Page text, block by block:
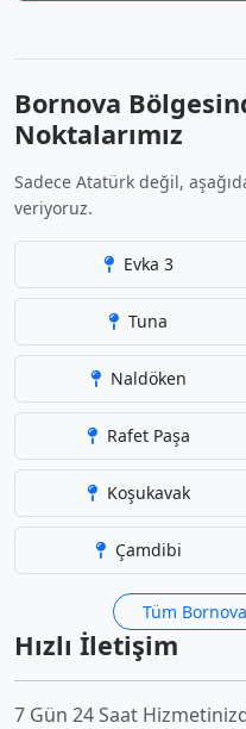
Bornova
Noktalarımız
Sadece Atatürk değil,
veriyoruz.
Evka 3
Tuna
Naldöken
Rafet Paşa
Koşukavak
Çamdibi
Tüm
Hızlı İletişim
7 Gün 24 Saat